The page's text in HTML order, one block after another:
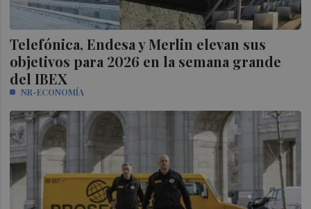
Telefónica, Endesa y Merlin elevan sus
objetivos para 2026 en la semana grande
del IBEX
NR-ECONOMÍA